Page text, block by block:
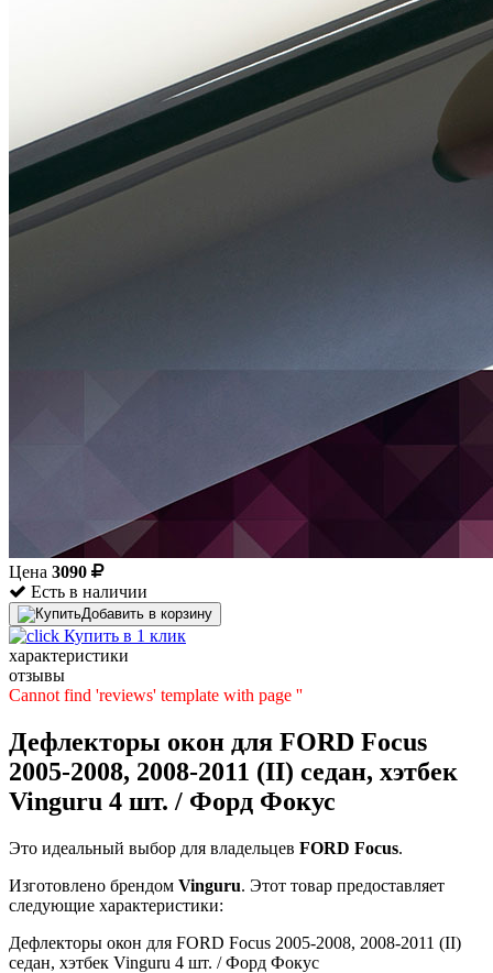
Цена 3090
Есть в наличии
Добавить в корзину
Купить в 1 клик
характеристики
отзывы
Cannot find 'reviews' template with page ''
Дефлекторы окон для FORD Focus
2005-2008, 2008-2011 (II) седан, хэтбек
Vinguru 4 шт. / Форд Фокус
Это идеальный выбор для владельцев FORD Focus.
Изготовлено брендом Vinguru. Этот товар предоставляет
следующие характеристики:
Дефлекторы окон для FORD Focus 2005-2008, 2008-2011 (II)
седан, хэтбек Vinguru 4 шт. / Форд Фокус